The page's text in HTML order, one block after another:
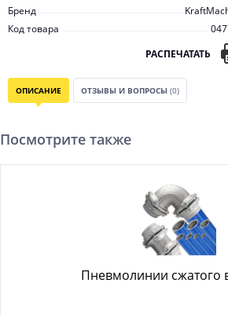
Бренд
Код товара
РАСПЕЧАТАТЬ
ОПИСАНИЕ ОТЗЫВЫ И ВОПРОСЫ (0)
Посмотрите также
Пневмолинии сжатого